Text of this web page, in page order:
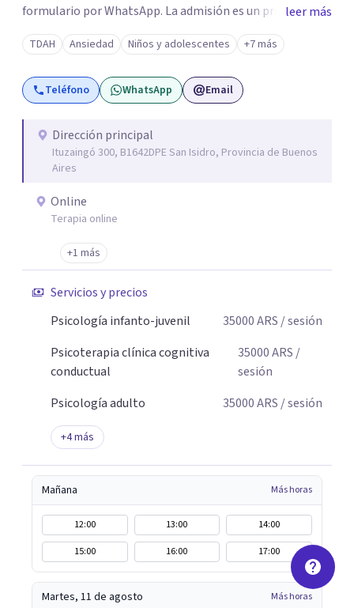
formulario por WhatsApp. La admisión es un primer
espacio de orientación profesional donde escuchamos tu
motivo de consulta y evaluamos qué terapeuta es el más
adecuado según tu edad, necesidad, disponibilidad horaria
y posibilidades económicas. No trabajamos con
criterio clínico, según la necesidad de cada paciente.
Atendemos niños, adolescentes, adultos y adultos
mayores. Brindamos atención virtual a nivel mundial y
presencial en Capital Federal, Zona Sur, Zona Oeste y
Zona Norte. Los honorarios se encuentran entre $28.000 y
accesible y sostenible en el tiempo. Nuestro objetivo es
profesionalismo, empatía y cercanía.
leer más
TDAH Ansiedad Niños y adolescentes +7 más
Teléfono WhatsApp Email
Dirección principal
Ituzaingó 300, B1642DPE San Isidro, Provincia de Buenos
Aires
Online
Terapia online
+1 más
Servicios y precios
Psicología infanto-juvenil
35000ARS / sesión
Psicoterapia clínica cognitiva
conductual
35000ARS /
sesión
Psicología adulto
35000ARS / sesión
+4más
Mañana Más horas
12:00 13:00
14:00
15:00
16:00 17:00
Martes, 11 de agosto Más horas